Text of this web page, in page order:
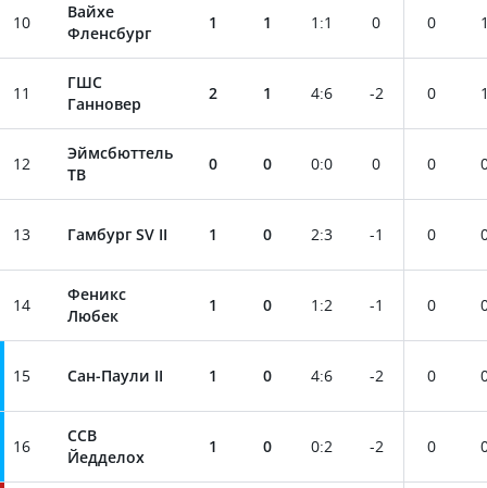
10
Вайхе
Фленсбург
1 1 1 :1 0 0
11
ГШС
Ганновер
2 1 4:6 -2 0
12
Эймсбюттель
ТВ
0 0 0:0 0 0
13 Гамбург SV II 1 0 2:3 -1 0
14
Феникс
Любек
1 0 1 :2 -1 0
15 Сан-Паули II 1 0 4:6 -2 0
16
ССВ
Йедделох
1 0 0:2 -2 0